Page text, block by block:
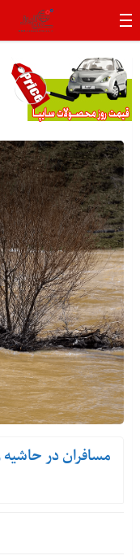
مسافران در حاشیه